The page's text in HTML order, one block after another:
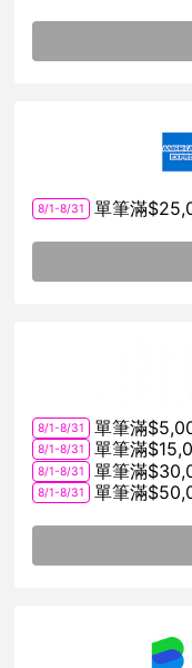
8/1-8/31 單筆滿
8/1-8/31 單筆滿
8/1-8/31 單筆滿
8/1-8/31 單筆滿
8/1-8/31 單筆滿